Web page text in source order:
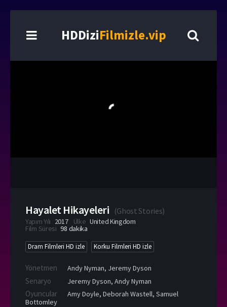
HDDiziFilmizle.vip
Hayalet Hikayeleri (Ghost Stories)
Yapım Yılı 2017 Ülke United Kingdom
Film Süresi 98 dakika
Dram Filmleri HD izle Korku Filmleri HD izle
Yönetmen Andy Nyman, Jeremy Dyson
Senaryo Jeremy Dyson, Andy Nyman
Oyuncular Amy Doyle, Deborah Wastell, Samuel
Bottomley